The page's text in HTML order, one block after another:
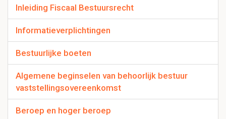
Inleiding Fiscaal Bestuursrecht
Informatieverplichtingen
Bestuurlijke boeten
Algemene beginselen van behoorlijk bestuur
vaststellingsovereenkomst
Beroep en hoger beroep